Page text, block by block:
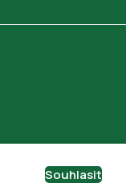
Souhlasit